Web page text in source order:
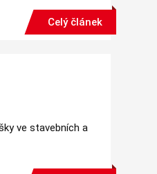
Celý článek
ve stavebních a